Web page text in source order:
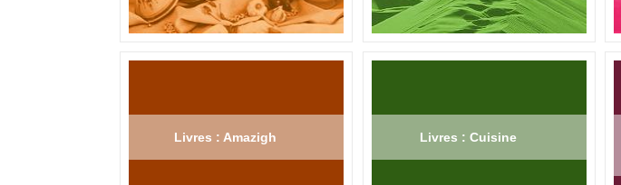
Livres : Amazigh Livres : Cuisine